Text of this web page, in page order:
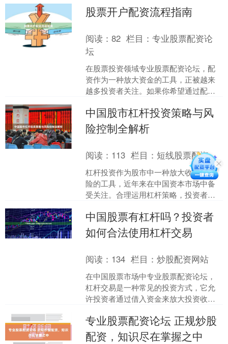
规公司、规避风险，成为投....
股票开户配资流程指南
阅读：82 栏目：专业股票配资论
坛
在股票投资领域专业股票配资论坛，配
资作为一种放大资金的工具，正被越来
越多投资者关注。如果你希望通过配资
票开户配资流程至关重要。....
中国股市杠杆投资策略与风
险控制全解析
阅读： 113 栏目： 短线股票配资
杠杆投资作为股市中一种放大收益与风
险的工具，近年来在中国资本市场中备
受关注。合理运用杠杆策略，投资者可
制不当，也可能导致巨额亏....
中国股票有杠杆吗？投资者
如何合法使用杠杆交易
阅读： 134 栏目：炒股配资网站
在中国股票市场中专业股票配资论坛，
杠杆交易是一种常见的投资方式，它允
许投资者通过借入资金来放大投资收
险，因此投资者需要了解其合....
专业股票配资论坛 正规炒股
配资，知识尽在掌握之中